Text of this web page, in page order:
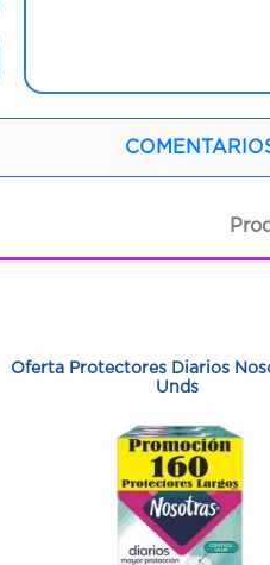
Oferta Protectores Diarios
Unds